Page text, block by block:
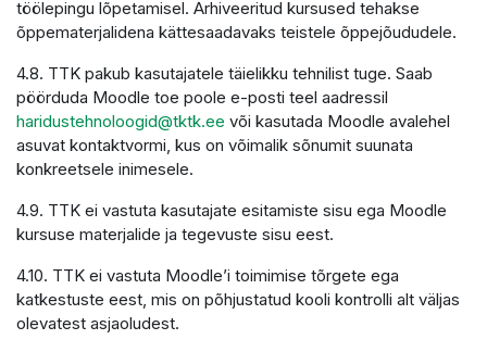
töölepingu lõpetamisel. Arhiveeritud kursused tehakse
õppematerjalidena kättesaadavaks teistele õppejõududele.
4.8. TTK pakub kasutajatele täielikku tehnilist tuge. Saab
pöörduda Moodle toe poole e-posti teel aadressil
haridustehnoloogid@tktk.ee või kasutada Moodle avalehel
asuvat kontaktvormi, kus on võimalik sõnumit suunata
konkreetsele inimesele.
4.9. TTK ei vastuta kasutajate esitamiste sisu ega Moodle
kursuse materjalide ja tegevuste sisu eest.
4.10. TTK ei vastuta Moodle’i toimimise tõrgete ega
katkestuste eest, mis on põhjustatud kooli kontrolli alt väljas
olevatest asjaoludest.